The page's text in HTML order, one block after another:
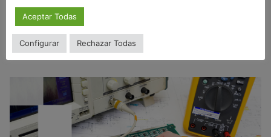
Aceptar Todas
Configurar Rechazar Todas